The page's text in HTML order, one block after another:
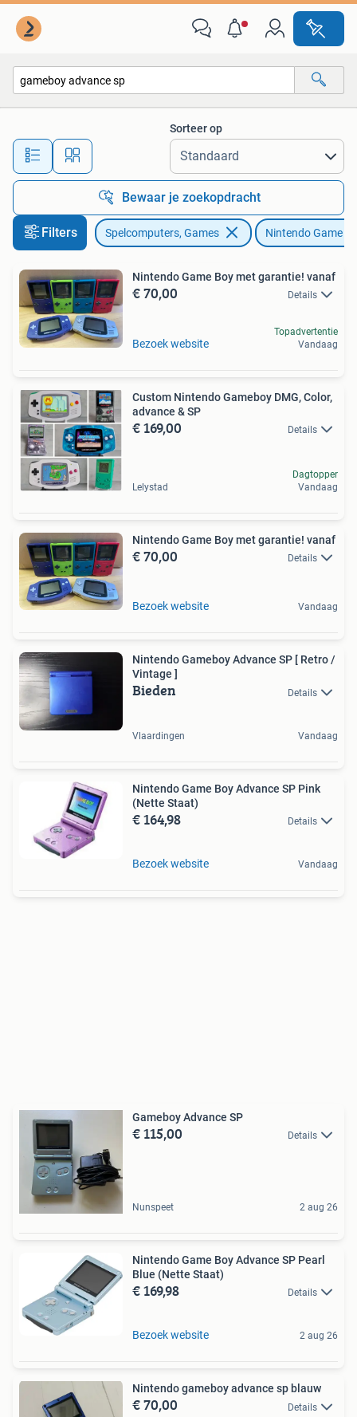
Alle afstanden…
Sorteer op
Bewaar je zoekopdracht
Filters Spelcomputers, Games Nintendo Game
Nintendo Game Boy met garantie! vanaf
€ 70,00 Details
Bezoek website
Topadvertentie
Vandaag
Custom Nintendo Gameboy DMG, Color,
advance & SP
€ 169,00 Details
Lelystad
Dagtopper
Vandaag
Nintendo Game Boy met garantie! vanaf
€ 70,00 Details
Bezoek website Vandaag
Nintendo Gameboy Advance SP [ Retro /
Vintage ]
Bieden Details
Vlaardingen Vandaag
Nintendo Game Boy Advance SP Pink
(Nette Staat)
€ 164,98 Details
Bezoek website Vandaag
Gameboy Advance SP
€ 115,00 Details
Nunspeet 2 aug 26
Nintendo Game Boy Advance SP Pearl
Blue (Nette Staat)
€ 169,98 Details
Bezoek website 2 aug 26
Nintendo gameboy advance sp blauw
€ 70,00 Details